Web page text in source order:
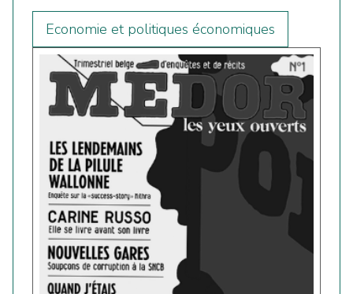
Economie et politiques économiques